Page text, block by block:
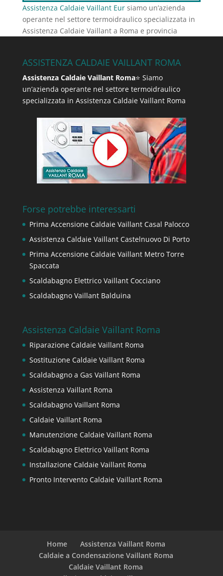
Assistenza Caldaie Vaillant Eursiamo un’azienda
operante nel settore termoidraulico specializzata in
Assistenza Caldaie Vaillant a Roma e provincia
ASSISTENZA CALDAIE VAILLANT ROMA
Assistenza Caldaie Vaillant Roma⭐ Siamo
un’azienda operante nel settore termoidraulico
specializzata in Assistenza Caldaie Vaillant Roma
Forse potrebbe interessarti
Prima Accensione Caldaie Vaillant Casal Palocco
Assistenza Caldaie Vaillant Castelnuovo Di Porto
Prima Accensione Caldaie Vaillant Metro Torre
Spaccata
Scaldabagno Elettrico Vaillant Cocciano
Scaldabagno Vaillant Balduina
Assistenza Caldaie Vaillant Roma
Riparazione Caldaie Vaillant Roma
Sostituzione Caldaie Vaillant Roma
Scaldabagno a Gas Vaillant Roma
Assistenza Vaillant Roma
Scaldabagno Vaillant Roma
Caldaie Vaillant Roma
Manutenzione Caldaie Vaillant Roma
Scaldabagno Elettrico Vaillant Roma
Installazione Caldaie Vaillant Roma
Pronto Intervento Caldaie Vaillant Roma
Home
Assistenza Vaillant Roma
Caldaie a Condensazione Vaillant Roma
Caldaie Vaillant Roma